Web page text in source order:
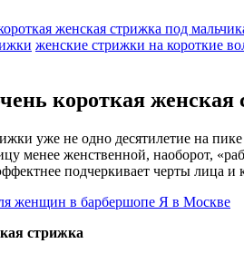
женские стрижки на короткие
короткая
уже не одно десятилетие на
менее женственной, наоборот,
подчеркивает черты лица и
стрижка